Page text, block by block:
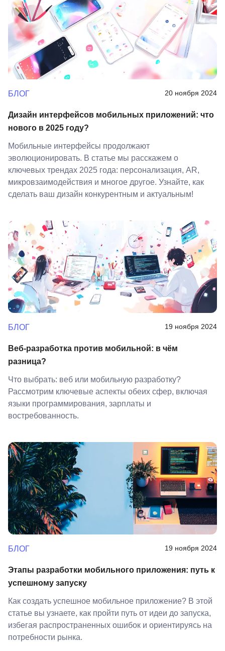
БЛОГ 20 ноября 2024
Дизайн интерфейсов мобильных приложений: что
нового в 2025 году?
Мобильные интерфейсы продолжают
эволюционировать. В статье мы расскажем о
ключевых трендах 2025 года: персонализация, AR,
микровзаимодействия и многое другое. Узнайте, как
сделать ваш дизайн конкурентным и актуальным!
БЛОГ 19 ноября 2024
Веб-разработка против мобильной: в чём
разница?
Что выбрать: веб или мобильную разработку?
Рассмотрим ключевые аспекты обеих сфер, включая
языки программирования, зарплаты и
востребованность.
БЛОГ 19 ноября 2024
Этапы разработки мобильного приложения: путь к
успешному запуску
Как создать успешное мобильное приложение? В этой
статье вы узнаете, как пройти путь от идеи до запуска,
избегая распространенных ошибок и ориентируясь на
потребности рынка.